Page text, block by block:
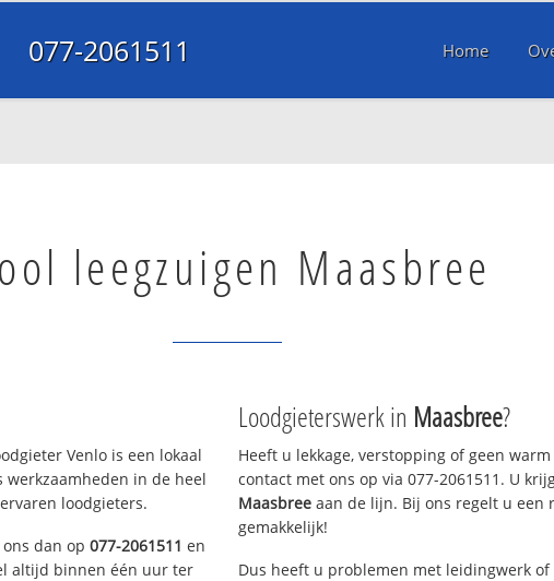
077-2061511 Home
leegzuigen Maasbree
Venlo is een lokaal
in de heel
loodgieters.
ons dan op077-2061511 en
altijd binnen één uur ter
Loodgieterswerk in Maasbree?
Heeft u lekkage, verstopping of geen
contact met ons op via 077-2061511. U
Maasbree aan de lijn. Bij ons regelt u een
gemakkelijk!
Dus heeft u problemen met leidingwerk of